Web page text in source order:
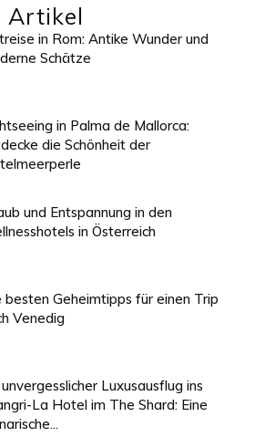
Artikel
in Rom: Antike Wunder und
Schätze
in Palma de Mallorca:
die Schönheit der
und Entspannung in den
in Österreich
besten Geheimtipps für einen Trip
Venedig
unvergesslicher Luxusausflug ins
La Hotel im The Shard: Eine